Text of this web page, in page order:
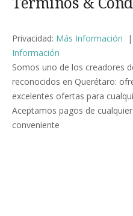
Privacidad: Más Información |
Información
Somos uno de los creadores
reconocidos en Querétaro:
excelentes ofertas para
Aceptamos pagos de
conveniente